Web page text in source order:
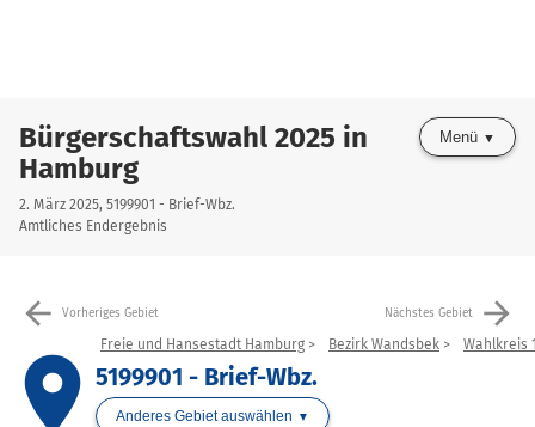
Bürgerschaftswahl 2025 in
Hamburg
2. März 2025, 5199901 - Brief-Wbz.
Amtliches Endergebnis
Menü
arrow_back Vorheriges Gebiet Nächstes Gebiet arrow_forward
place
Freie und Hansestadt Hamburg Bezirk Wandsbek Wahlkreis
5199901 - Brief-Wbz.
Anderes Gebiet auswählen